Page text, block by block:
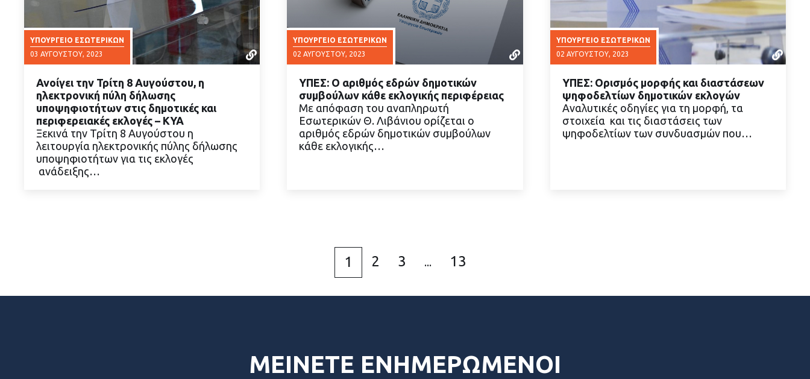
ΥΠΟΥΡΓΕΊΟ ΕΣΩΤΕΡΙΚΏΝ
03 ΑΥΓΟΎΣΤΟΥ, 2023
ΔΙΑΒΑΣΤΕ ΠΕΡΙΣΣΟΤΕΡΑ
Ανοίγει την Τρίτη 8 Αυγούστου, η
ηλεκτρονική πύλη δήλωσης
υποψηφιοτήτων στις δημοτικές και
περιφερειακές εκλογές – ΚΥΑ
Ξεκινά την Τρίτη 8 Αυγούστου η
λειτουργία ηλεκτρονικής πύλης δήλωσης
υποψηφιοτήτων για τις εκλογές
ανάδειξης…
ΥΠΟΥΡΓΕΊΟ ΕΣΩΤΕΡΙΚΏΝ
02 ΑΥΓΟΎΣΤΟΥ, 2023
ΔΙΑΒΑΣΤΕ ΠΕΡΙΣΣΟΤΕΡΑ
ΥΠΕΣ: Ο αριθμός εδρών δημοτικών
συμβούλων κάθε εκλογικής περιφέρειας
Με απόφαση του αναπληρωτή
Εσωτερικών Θ. Λιβάνιου ορίζεται ο
αριθμός εδρών δημοτικών συμβούλων
κάθε εκλογικής…
ΥΠΟΥΡΓΕΊΟ ΕΣΩΤΕΡΙΚΏΝ
02 ΑΥΓΟΎΣΤΟΥ, 2023
ΔΙΑΒΑΣΤΕ ΠΕΡΙΣΣΟΤΕΡΑ
ΥΠΕΣ: Ορισμός μορφής και διαστάσεων
ψηφοδελτίων δημοτικών εκλογών
Αναλυτικές οδηγίες για τη μορφή, τα
στοιχεία και τις διαστάσεις των
ψηφοδελτίων των συνδυασμών που…
1 2 3 ... 13
ΜΕΙΝΕΤΕ ΕΝΗΜΕΡΩΜΕΝΟΙ